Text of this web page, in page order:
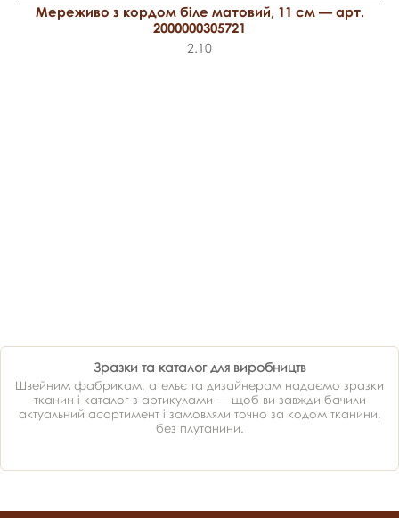
Мереживо з кордом біле матовий, 11 см — арт.
2000000305721
2.10
Зразки та каталог для виробництв
Швейним фабрикам, ательє та дизайнерам надаємо зразки
тканин і каталог з артикулами — щоб ви завжди бачили
актуальний асортимент і замовляли точно за кодом тканини,
без плутанини.